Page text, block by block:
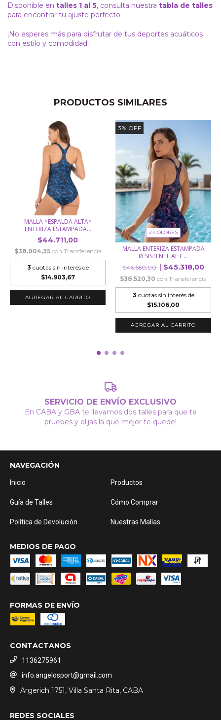
Disponible en talles 1 al 5, consulta nuestra tabla de talles
para encontrar tu ajuste perfecto.
¡No esperes más para disfrutar de tus deportes acuáticos
con estilo y comodidad!
PRODUCTOS SIMILARES
MALLA *ESPALDA ALTA*
ENTERIZA ESTAMPADA...
$44.711,00
$38.004,35 con Transferencia
3 cuotas sin interés de
$14.903,67
AGREGAR AL CARRITO
3% OFF
2 COLORES
MALLA ENTERIZA ESTAMPADA
RESISTENTE AL C...
$46.650,00 $45.318,00
$38.520,30 con Transferencia
3 cuotas sin interés de
$15.106,00
AGREGAR AL CARRITO
SERVICIO DE ENVÍO EXCLUSIVO
En CABA y GBA te llevamos dos talles para que te
pruebes y elijas la que mejor te quede!
NAVEGACIÓN
Inicio Productos
Guía de Talles Cómo Comprar
Política de Devolución Nuestras Mallas
MEDIOS DE PAGO
FORMAS DE ENVÍO
CONTACTANOS
1136275961
info.angelosport@gmail.com
Argerich 1751, Villa Santa Rita, CABA
REDES SOCIALES